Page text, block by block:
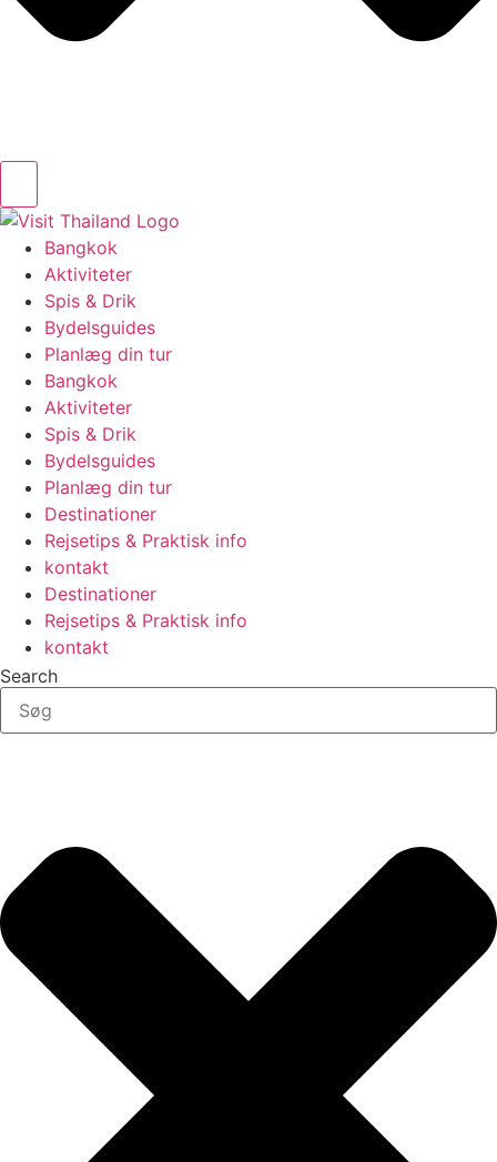
Bangkok
Aktiviteter
Spis & Drik
Bydelsguides
Planlæg din tur
Bangkok
Aktiviteter
Spis & Drik
Bydelsguides
Planlæg din tur
Destinationer
Rejsetips & Praktisk info
kontakt
Destinationer
Rejsetips & Praktisk info
kontakt
Search